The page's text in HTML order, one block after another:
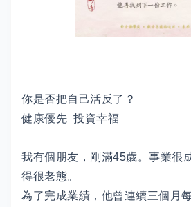
你是否把自己活反了？
健康優先 投資幸福
我有個朋友，剛滿45歲。事業很
得很老態。
為了完成業績，他曾連續三個月